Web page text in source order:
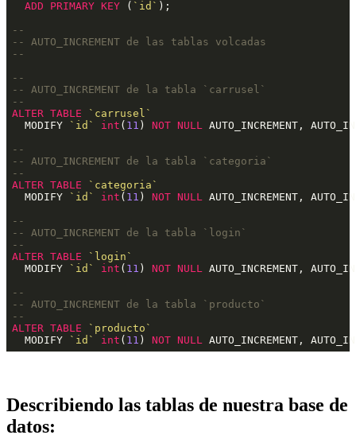
ADD
PRIMARY KEY ( `id` );
--
-- AUTO_INCREMENT de las tablas volcadas
--
--
-- AUTO_INCREMENT de la tabla `carrusel`
--
ALTER TABLE
`carrusel`
  MODIFY
`id` int ( 11 ) NOT NULL AUTO_INCREMENT,
--
-- AUTO_INCREMENT de la tabla `categoria`
--
ALTER TABLE
`categoria`
  MODIFY
`id` int ( 11 ) NOT NULL AUTO_INCREMENT,
--
-- AUTO_INCREMENT de la tabla `login`
--
ALTER TABLE
`login`
  MODIFY
`id` int ( 11 ) NOT NULL AUTO_INCREMENT,
--
-- AUTO_INCREMENT de la tabla `producto`
--
ALTER TABLE
`producto`
  MODIFY
`id` int ( 11 ) NOT NULL AUTO_INCREMENT,
Describiendo las tablas de nuestra base de
datos: